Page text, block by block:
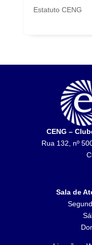
Estatuto CENG
CENG –
Rua 132, nº
Sala de